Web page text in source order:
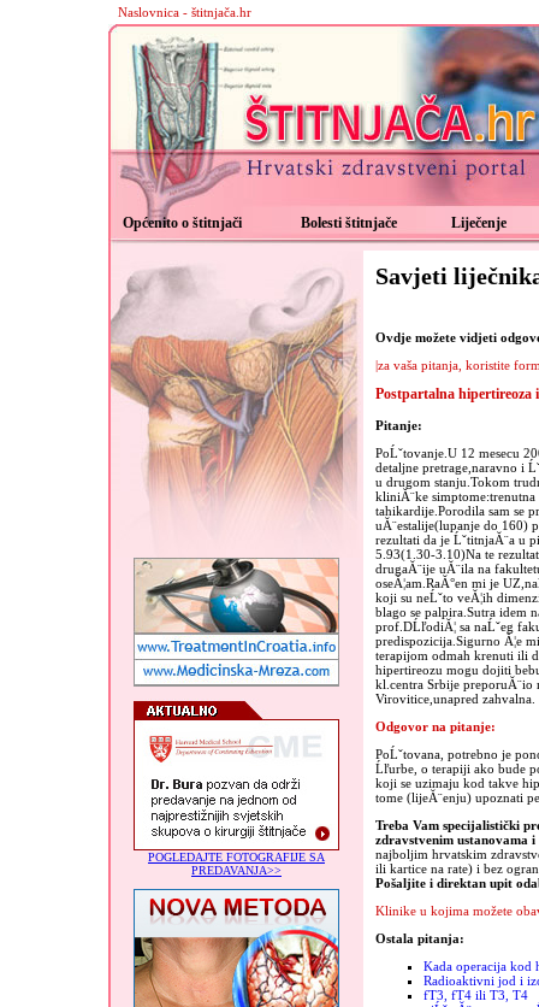
Naslovnica - štitnjača.hr
Općenito o štitnjači Bolesti štitnjače Liječenje
POGLEDAJTE FOTOGRAFIJE SA
PREDAVANJA>>
Savjeti
Ovdje možete vidjeti
|za vaša pitanja, koristite
Postpartalna hipertireoza
Pitanje:
PoĹˇtovanje.U 12 mesecu
detaljne pretrage,naravno i
u drugom stanju.Tokom
kliniĂ¨ke
tahikardije.Porodila sam se
uĂ¨estalije(lupanje do 160)
rezultati da je ĹˇtitnjaĂ¨a u
5.93(1.30-3.10)Na te
drugaĂ¨ije uĂ¨ila na
oseĂ¦am.RaĂ°en mi je
koji su neĹˇto veĂ¦ih
blago se palpira.Sutra idem
prof.DĹľodiĂ¦ sa naĹˇeg
predispozicija.Sigurno Ă¦e
terapijom odmah krenuti ili
hipertireozu mogu dojiti
kl.centra Srbije
Virovitice,unapred zahvalna.
Odgovor na pitanje:
PoĹˇtovana, potrebno je
Ĺľurbe, o terapiji ako bude
koji se uzimaju kod takve
tome (lijeĂ¨enju) upoznati
Treba Vam specijalistički
zdravstvenim ustanovama
najboljim hrvatskim
ili kartice na rate) i bez
Pošaljite i direktan upit
Klinike u kojima možete
Ostala pitanja:
Kada operacija kod
Radioaktivni jod i
fT3, fT4 ili T3, T4